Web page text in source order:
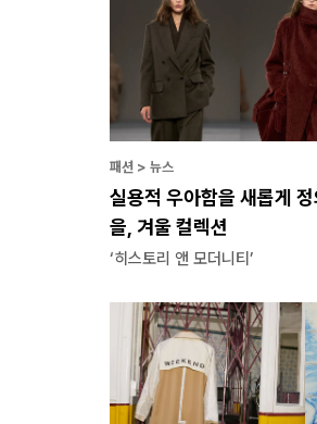
패션 > 뉴스
실용적 우아함을 새롭게 정의
을, 겨울 컬렉션
‘히스토리 앤 모더니티’